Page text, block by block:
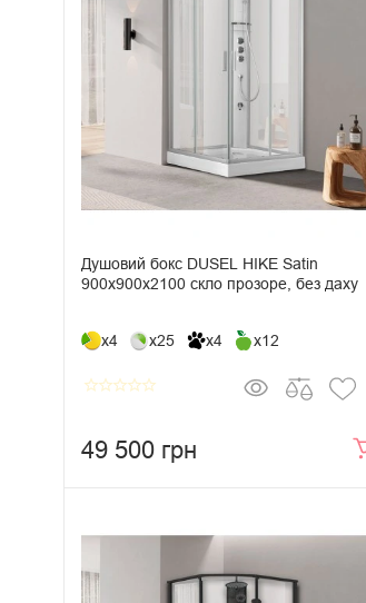
Душовий бокс DUSEL HIKE Satin
900x900x2100 скло прозоре, без даху
x4 x25 x4 x12
star_borderstar_borderstar_borderstar_borderstar_border
49 500 грн